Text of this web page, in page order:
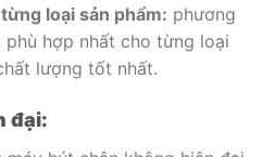
loại sản phẩm: phương
phù hợp nhất cho từng loại
lượng tốt nhất.
đại: